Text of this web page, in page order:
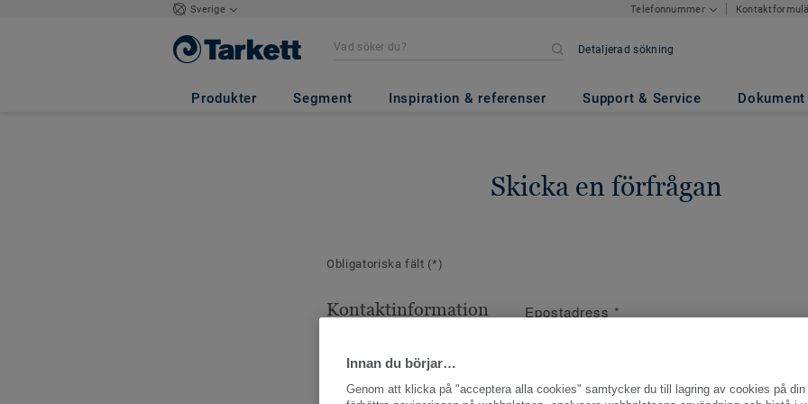
Sverige Telefonnummer
Detaljerad sökning
Produkter Segment Inspiration & referenser Support & Service Dokument
Skicka en förfrågan
Obligatoriska fält (*)
Kontaktinformation Epostadress *
Innan du börjar…
Genom att klicka på "acceptera alla cookies" samtycker du till lagring av cookies på